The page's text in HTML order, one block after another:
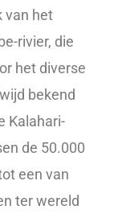
van het
rivier, die
het diverse
bekend
Kalahari-
de 50.000
een van
ter wereld